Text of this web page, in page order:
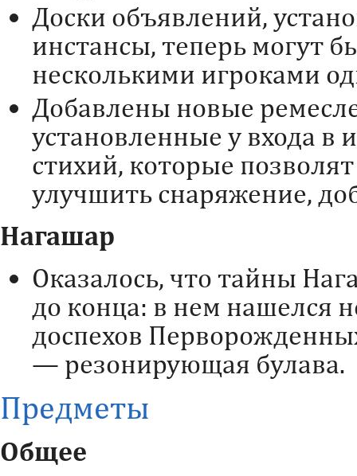
Доски объявлений,
инстансы, теперь могут
несколькими игроками
Добавлены новые
установленные у входа в
стихий, которые
улучшить снаряжение,
Нагашар
Оказалось, что тайны
до конца: в нем нашелся
доспехов
— резонирующая булава.
Предметы
Общее